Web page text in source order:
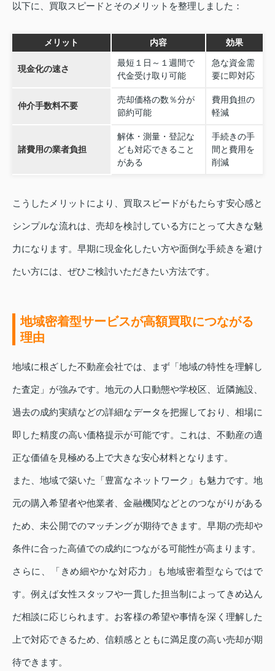
以下に、買取スピードとそのメリットを整理しました：
メリット 内容 効果
現金化の速さ
最短１日～１週間で
代金受け取り可能
急な資金需
要に即対応
仲介手数料不要
売却価格の数％分が
節約可能
費用負担の
軽減
諸費用の業者負担
解体・測量・登記な
ども対応できること
がある
手続きの手
間と費用を
削減
こうしたメリットにより、買取スピードがもたらす安心感と
シンプルな流れは、売却を検討している方にとって大きな魅
力になります。早期に現金化したい方や面倒な手続きを避け
たい方には、ぜひご検討いただきたい方法です。
地域密着型サービスが高額買取につながる
理由
地域に根ざした不動産会社では、まず「地域の特性を理解し
た査定」が強みです。地元の人口動態や学校区、近隣施設、
過去の成約実績などの詳細なデータを把握しており、相場に
即した精度の高い価格提示が可能です。これは、不動産の適
正な価値を見極める上で大きな安心材料となります。
また、地域で築いた「豊富なネットワーク」も魅力です。地
元の購入希望者や他業者、金融機関などとのつながりがある
ため、未公開でのマッチングが期待できます。早期の売却や
条件に合った高値での成約につながる可能性が高まります。
さらに、「きめ細やかな対応力」も地域密着型ならではで
す。例えば女性スタッフや一貫した担当制によってきめ込ん
だ相談に応じられます。お客様の希望や事情を深く理解した
上で対応できるため、信頼感とともに満足度の高い売却が期
待できます。